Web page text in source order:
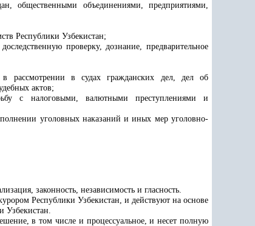
общественными объединениями, предприятиями,
Республики Узбекистан;
доследственную проверку, дознание, предварительное
в рассмотрении в судах гражданских дел, дел об
актов;
с налоговыми, валютными преступлениями и
уголовных наказаний и иных мер уголовно-
законность, независимость и гласность.
Республики Узбекистан, и действуют на основе
Узбекистан.
в том числе и процессуальное, и несет полную